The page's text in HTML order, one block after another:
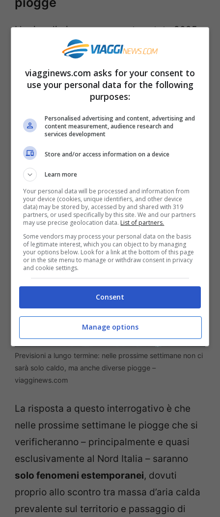
L’arrivo di piogge per questa estate 2025
non è certo una novità ed è per questo che
svolta o se le precipitazioni saranno solo
una controindicazione legata alla presenza
di temperature anomale rispetto alla
media. Tutti i temporali estivi che ci sono
stati, infatti, sono stati principalmente
frutto della discesa di “Gocce Fredde”
a contrasto con la temperatura calda si
sono tramutate in temporali.
Previsioni a lungo termine: nelle prossime settimane non ci
sarà solo caldo, ma anche diverse piogge –
viagginews.com
La risposta a questo interrogativo è che
nelle prossime settimane le piogge che si
verificheranno – principalmente e quasi
esclusivamente al Nord Italia – saranno
solo fenomeni estemporanei, dovuti
proprio allo scontro tra massa d’aria calda
prevalente sul territorio e passaggio di
viagginews.com asks for your consent to
use your personal data for the following
purposes:
Personalised advertising and content, advertising and
content measurement, audience research and
services development
Store and/or access information on a device
Learn more
Your personal data will be processed and information from
your device (cookies, unique identifiers, and other device
data) may be stored by, accessed by and shared with 319
partners, or used specifically by this site. We and our partners
may use precise geolocation data. List of partners.
Some vendors may process your personal data on the basis
of legitimate interest, which you can object to by managing
your options below. Look for a link at the bottom of this page
or in the site menu to manage or withdraw consent in privacy
and cookie settings.
Consent
Manage options